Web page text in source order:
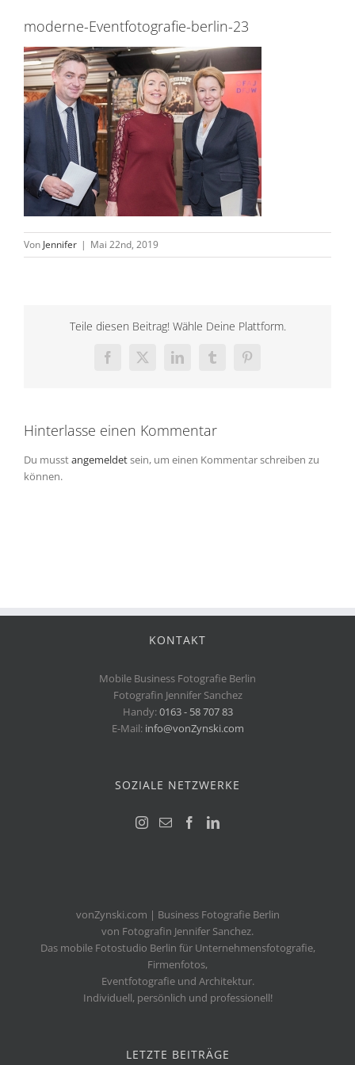
moderne-Eventfotografie-berlin-23
Von Jennifer | Mai 22nd, 2019
Teile diesen Beitrag! Wähle Deine Plattform.
Facebook
X LinkedInTumblrPinterest
Hinterlasse einen Kommentar
Du musstangemeldetsein, um einen Kommentar schreiben zu
können.
KONTAKT
Mobile Business Fotografie Berlin
Fotografin Jennifer Sanchez
Handy:0163 - 58 707 83
E-Mail: info@vonZynski.com
SOZIALE NETZWERKE
vonZynski.com | Business Fotografie Berlin
von Fotografin Jennifer Sanchez.
Das mobile Fotostudio Berlin für Unternehmensfotografie,
Firmenfotos,
Eventfotografie und Architektur.
Individuell, persönlich und professionell!
LETZTE BEITRÄGE